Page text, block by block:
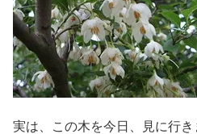
実は、この木を今日、見に行